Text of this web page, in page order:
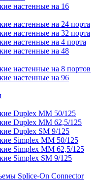
настенные на 16
настенные на 24 порта
настенные на 32 порта
настенные на 4 порта
настенные на 48
настенные на 8 портов
настенные на 96
Duplex MM 50/125
Duplex MM 62,5/125
Duplex SM 9/125
Simplex MM 50/125
Simplex MM 62,5/125
Simplex SM 9/125
Splice-On Connector